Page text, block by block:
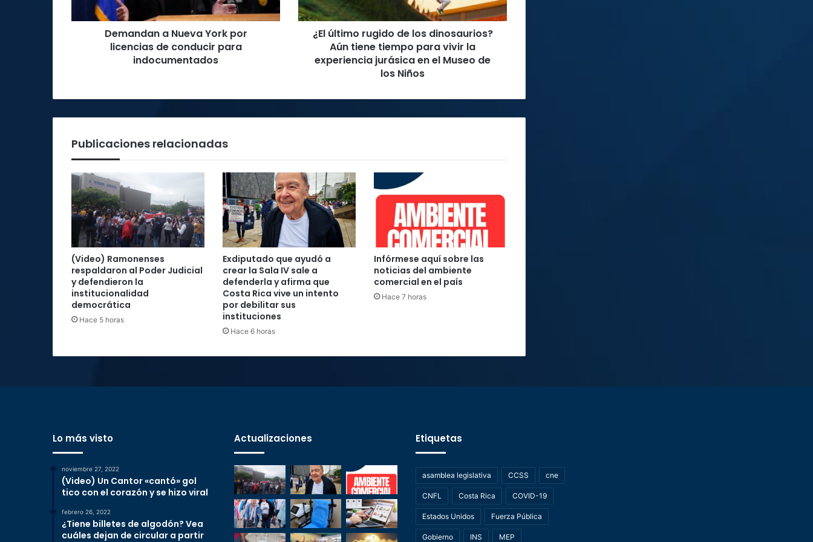
conducir
para
indocumentadosDemandan a Nueva York por
licencias de conducir para
indocumentados
tiene
tiempo
Museo
Niños
¿El último rugido de los dinosaurios?
Aún tiene tiempo para vivir la
experiencia jurásica en el Museo de
los Niños
Publicaciones relacionadas
(Video) Ramonenses
respaldaron al Poder Judicial
y defendieron la
institucionalidad
democrática
Hace 5 horas
Exdiputado que ayudó a
crear la Sala IV sale a
defenderla y afirma que
Costa Rica vive un intento
por debilitar sus
instituciones
Hace 6 horas
Infórmese aquí sobre las
noticias del ambiente
comercial en el país
Hace 7 horas
Lo más visto
noviembre 27, 2022
(Video) Un Cantor «cantó» gol
tico con el corazón y se hizo viral
febrero 26, 2022
¿Tiene billetes de algodón? Vea
cuáles dejan de circular a partir
Actualizaciones Etiquetas
asamblea legislativa CCSS cne
CNFL Costa Rica COVID-19
Estados Unidos Fuerza Pública
Gobierno INS MEP